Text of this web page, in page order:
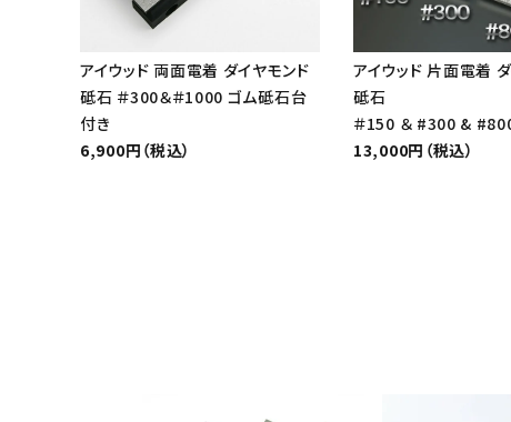
アイウッド 両面電着 ダイヤモンド
砥石 ＃300＆＃1000 ゴム砥石台
付き
6,900円（税込）
アイウッド 片面電着
砥石
＃150 ＆ #300 &
13,000円（税込）